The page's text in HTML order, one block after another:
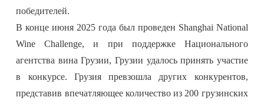
победителей.
В конце июня 2025 года был проведен Shanghai National
Wine Challenge, и при поддержке Национального
агентства вина Грузии, Грузии удалось принять участие
в конкурсе. Грузия превзошла других конкурентов,
представив впечатляющее количество из 200 грузинских